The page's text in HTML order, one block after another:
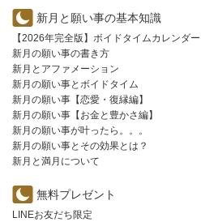
新月と願い事の基本知識
【2026年完全版】ボイドタイムカレンダー
新月の願い事の書き方
新月とアファメーション
新月の願い事とボイドタイム
新月の願い事【恋愛・復縁編】
新月の願い事【お金と豊かさ編】
新月の願い事が叶ったら。。。
新月の願い事とその効果とは？
新月と満月について
無料プレゼント
LINEお友だち限定